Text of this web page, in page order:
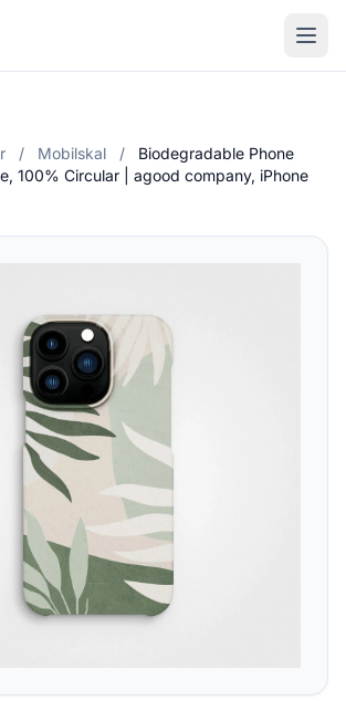
/ Mobilskal /
Biodegradable Phone
100% Circular | agood company, iPhone